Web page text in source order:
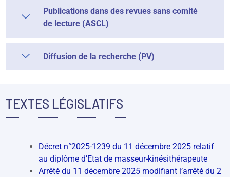
Publications dans des revues sans comité
de lecture (ASCL)
Diffusion de la recherche (PV)
TEXTES LÉGISLATIFS
Décret n°2025-1239 du 11 décembre 2025 relatif
au diplôme d’Etat de masseur-kinésithérapeute
Arrêté du 11 décembre 2025 modifiant l’arrêté du 2